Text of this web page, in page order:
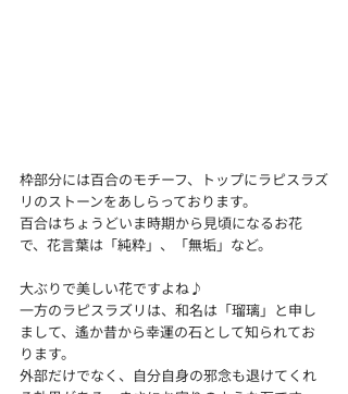
枠部分には百合のモチーフ、トップにラピスラズ
リのストーンをあしらっております。
百合はちょうどいま時期から見頃になるお花
で、花言葉は「純粋」、「無垢」など。
大ぶりで美しい花ですよね♪
一方のラピスラズリは、和名は「瑠璃」と申し
まして、遙か昔から幸運の石として知られてお
ります。
外部だけでなく、自分自身の邪念も退けてくれ